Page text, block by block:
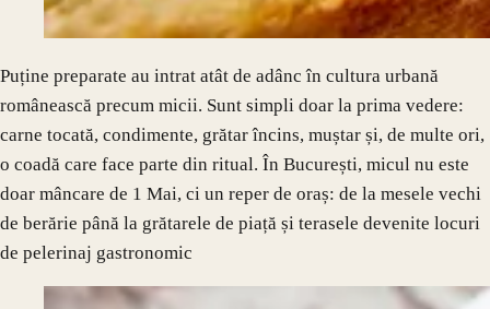
Puține preparate au intrat atât de adânc în cultura urbană
românească precum micii. Sunt simpli doar la prima vedere:
carne tocată, condimente, grătar încins, muștar și, de multe ori,
o coadă care face parte din ritual. În București, micul nu este
doar mâncare de 1 Mai, ci un reper de oraș: de la mesele vechi
de berărie până la grătarele de piață și terasele devenite locuri
de pelerinaj gastronomic